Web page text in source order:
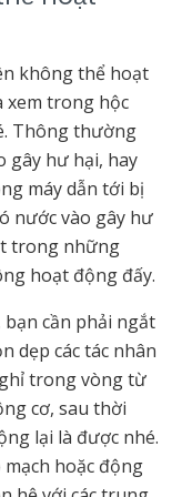
không thể hoạt
xem trong hộc
Thông thường
gây hư hại, hay
máy dẫn tới bị
nước vào gây hư
trong những
hoạt động đấy.
bạn cần phải ngắt
dẹp các tác nhân
trong vòng từ
cơ, sau thời
lại là được nhé.
hoặc động